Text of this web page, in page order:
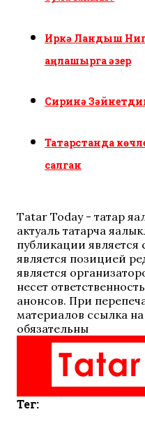
Иркә Ландыш
аңлашырга әзер
Сиринә
Татарстанда
салган
Tatar Today - татар
актуаль татарча
публикации является
является позицией
является
несет
анонсов. При
материалов ссылка
обязательны
Тег: